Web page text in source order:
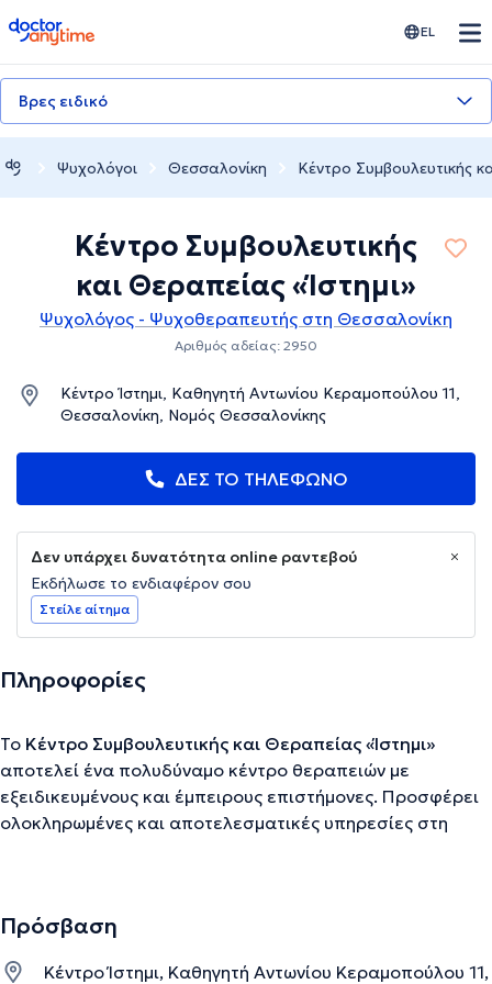
doctoranytime EL
Βρες ειδικό
Ψυχολόγοι Θεσσαλονίκη Κέντρο Συμβουλευτικής
Κέντρο Συμβουλευτικής
και Θεραπείας «Ίστημι»
Ψυχολόγος - Ψυχοθεραπευτής στη Θεσσαλονίκη
Αριθμός αδείας: 2950
Κέντρο Ίστημι, Καθηγητή Αντωνίου Κεραμοπούλου 11,
Θεσσαλονίκη, Νομός Θεσσαλονίκης
ΔΕΣ ΤΟ ΤΗΛΕΦΩΝΟ
Δεν υπάρχει δυνατότητα online ραντεβού
Εκδήλωσε το ενδιαφέρον σου
Στείλε αίτημα
Πληροφορίες
Το Κέντρο Συμβουλευτικής και Θεραπείας «Ίστημι»
αποτελεί ένα πολυδύναμο κέντρο θεραπειών με
εξειδικευμένους και έμπειρους επιστήμονες. Προσφέρει
ολοκληρωμένες και αποτελεσματικές υπηρεσίες στη
– Σταδιοδρομία. Το «Ίστημι» λειτουργεί σαν γέφυρα
Πρόσβαση
Κέντρο Ίστημι, Καθηγητή Αντωνίου Κεραμοπούλου 11,